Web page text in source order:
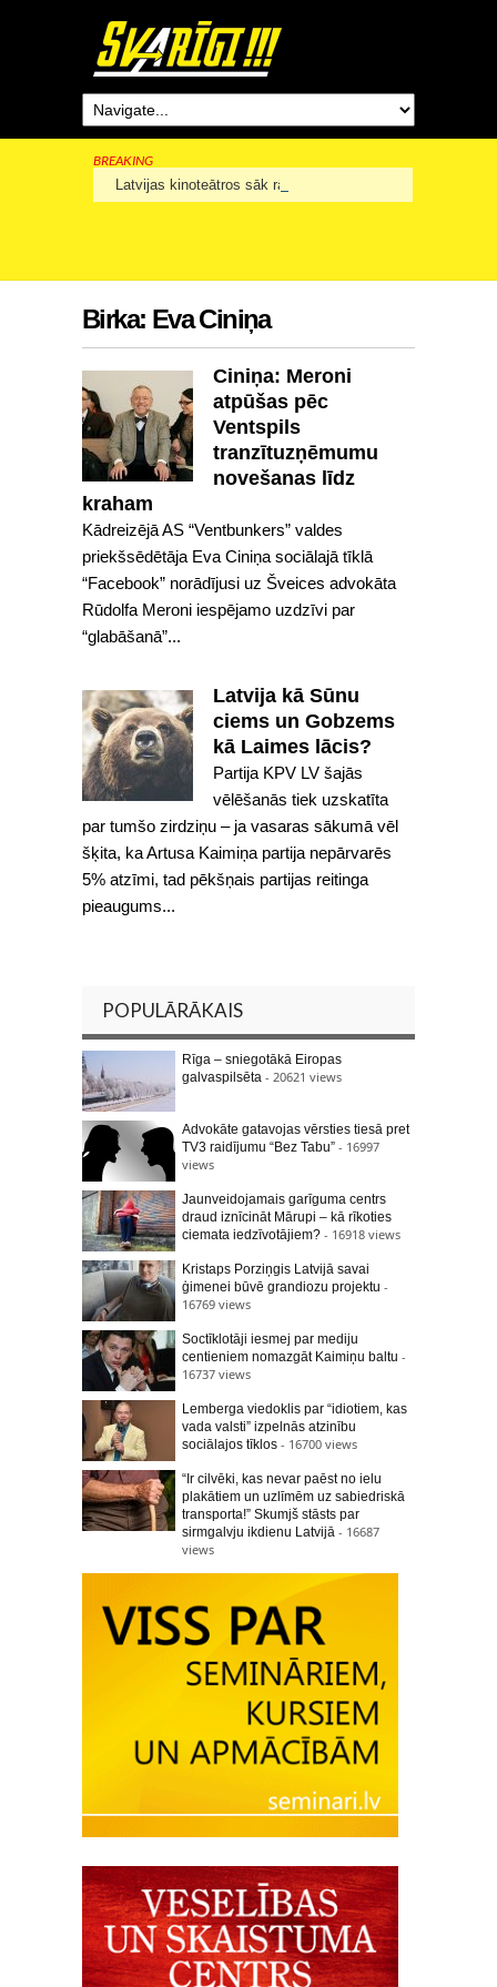
BREAKING
Latvijas kinoteātros sāk rādīt šausmu filmu “Kāds klauvē
Birka: Eva Ciniņa
Ciniņa: Meroni
atpūšas pēc
Ventspils
tranzītuzņēmumu
novešanas līdz
kraham
Kādreizējā AS “Ventbunkers” valdes
priekšsēdētāja Eva Ciniņa sociālajā tīklā
“Facebook” norādījusi uz Šveices advokāta
Rūdolfa Meroni iespējamo uzdzīvi par
“glabāšanā”...
Latvija kā Sūnu
ciems un Gobzems
kā Laimes lācis?
Partija KPV LV šajās
vēlēšanās tiek uzskatīta
par tumšo zirdziņu – ja vasaras sākumā vēl
šķita, ka Artusa Kaimiņa partija nepārvarēs
5% atzīmi, tad pēkšņais partijas reitinga
pieaugums...
POPULĀRĀKAIS
Rīga – sniegotākā Eiropas
galvaspilsēta - 20621 views
Advokāte gatavojas vērsties tiesā pret
TV3 raidījumu “Bez Tabu” - 16997
views
Jaunveidojamais garīguma centrs
draud iznīcināt Mārupi – kā rīkoties
ciemata iedzīvotājiem? - 16918 views
Kristaps Porziņgis Latvijā savai
ģimenei būvē grandiozu projektu -
16769 views
Soctīklotāji iesmej par mediju
centieniem nomazgāt Kaimiņu baltu -
16737 views
Lemberga viedoklis par “idiotiem, kas
vada valsti” izpelnās atzinību
sociālajos tīklos - 16700 views
“Ir cilvēki, kas nevar paēst no ielu
plakātiem un uzlīmēm uz sabiedriskā
transporta!” Skumjš stāsts par
sirmgalvju ikdienu Latvijā - 16687
views